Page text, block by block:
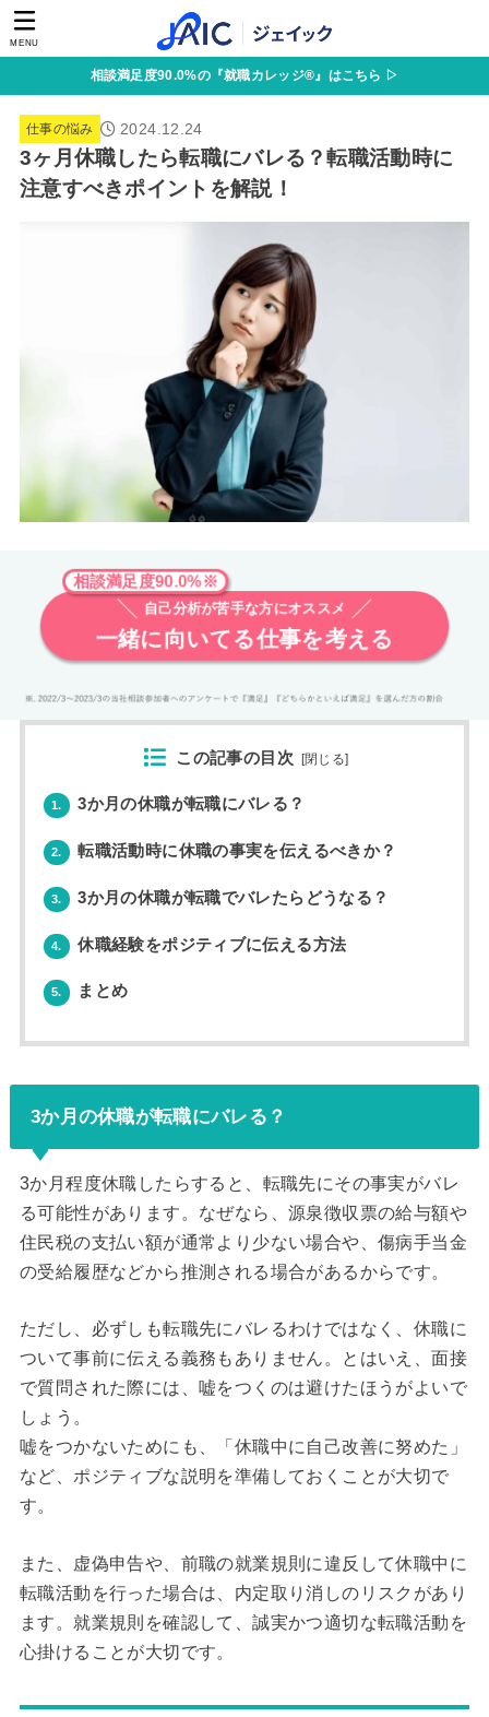
MENU
相談満足度90.0%の『就職カレッジ®』はこちら ▷
仕事の悩み 2024.12.24
3ヶ月休職したら転職にバレる？転職活動時に
注意すべきポイントを解説！
相談満足度90.0%※
自己分析が苦手な方にオススメ
一緒に向いてる仕事を考える
この記事の目次 [閉じる]
1. 3か月の休職が転職にバレる？
2. 転職活動時に休職の事実を伝えるべきか？
3. 3か月の休職が転職でバレたらどうなる？
4. 休職経験をポジティブに伝える方法
5. まとめ
3か月の休職が転職にバレる？
3か月程度休職したらすると、転職先にその事実がバレ
る可能性があります。なぜなら、源泉徴収票の給与額や
住民税の支払い額が通常より少ない場合や、傷病手当金
の受給履歴などから推測される場合があるからです。
ただし、必ずしも転職先にバレるわけではなく、休職に
ついて事前に伝える義務もありません。とはいえ、面接
で質問された際には、嘘をつくのは避けたほうがよいで
しょう。
嘘をつかないためにも、「休職中に自己改善に努めた」
など、ポジティブな説明を準備しておくことが大切で
す。
また、虚偽申告や、前職の就業規則に違反して休職中に
転職活動を行った場合は、内定取り消しのリスクがあり
ます。就業規則を確認して、誠実かつ適切な転職活動を
心掛けることが大切です。